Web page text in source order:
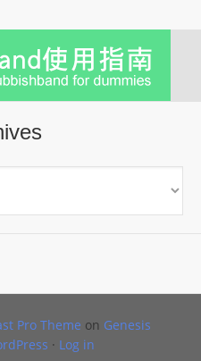
Pro Theme on Genesis
· Log in